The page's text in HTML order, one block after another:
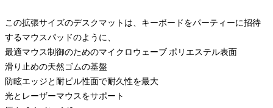
この拡張サイズのデスクマットは、キーボードをパーティーに招待
するマウスパッドのように、
最適マウス制御のためのマイクロウェーブ ポリエステル表面
滑り止めの天然ゴムの基盤
防眩エッジと耐ピル性面で耐久性を最大
光とレーザーマウスをサポート